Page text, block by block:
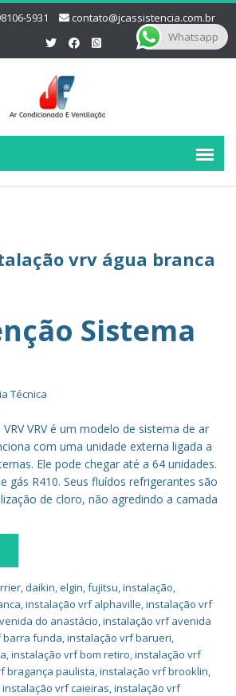
5931 contato@jcassistencia.com.br
vrv água branca
Sistema
Técnica
VRV é um modelo de sistema de ar
com uma unidade externa ligada a
Ele pode chegar até a 64 unidades.
gás R410. Seus fluídos refrigerantes são
de cloro, não agredindo a camada
,daikin,elgin,fujitsu,instalação,
,instalação vrf alphaville,instalação vrf
do anastácio,instalação vrf avenida
barra funda,instalação vrf barueri,
,instalação vrf bom retiro,instalação vrf
bragança paulista,instalação vrf brooklin,
instalação vrf caieiras,instalação vrf
Whatsapp